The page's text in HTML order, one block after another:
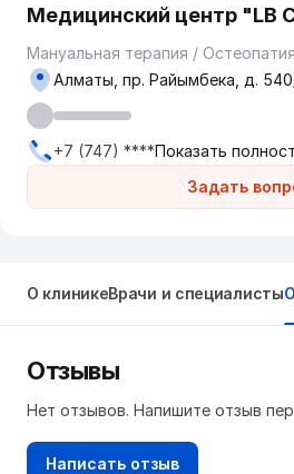
Медицинский центр "LB
Мануальная терапия / Остеопатия
Задать
Алматы, пр. Райымбека, д.
+7 (747) ****Показать
О клиникеВрачи и специалисты
Отзывы
Нет отзывов. Напишите отзыв
Написать отзыв